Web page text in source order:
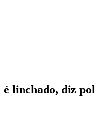
linchado, diz